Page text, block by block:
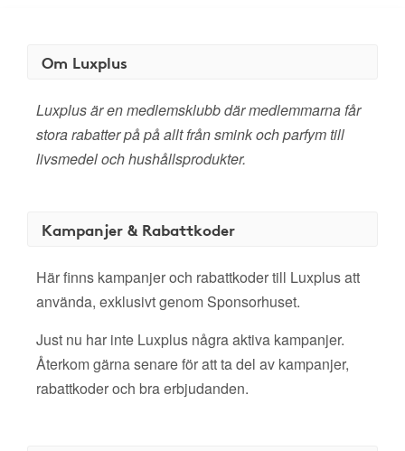
Om Luxplus
Luxplus är en medlemsklubb där medlemmarna får
stora rabatter på på allt från smink och parfym till
livsmedel och hushållsprodukter.
Kampanjer & Rabattkoder
Här finns kampanjer och rabattkoder till Luxplus att
använda, exklusivt genom Sponsorhuset.
Just nu har inte Luxplus några aktiva kampanjer.
Återkom gärna senare för att ta del av kampanjer,
rabattkoder och bra erbjudanden.